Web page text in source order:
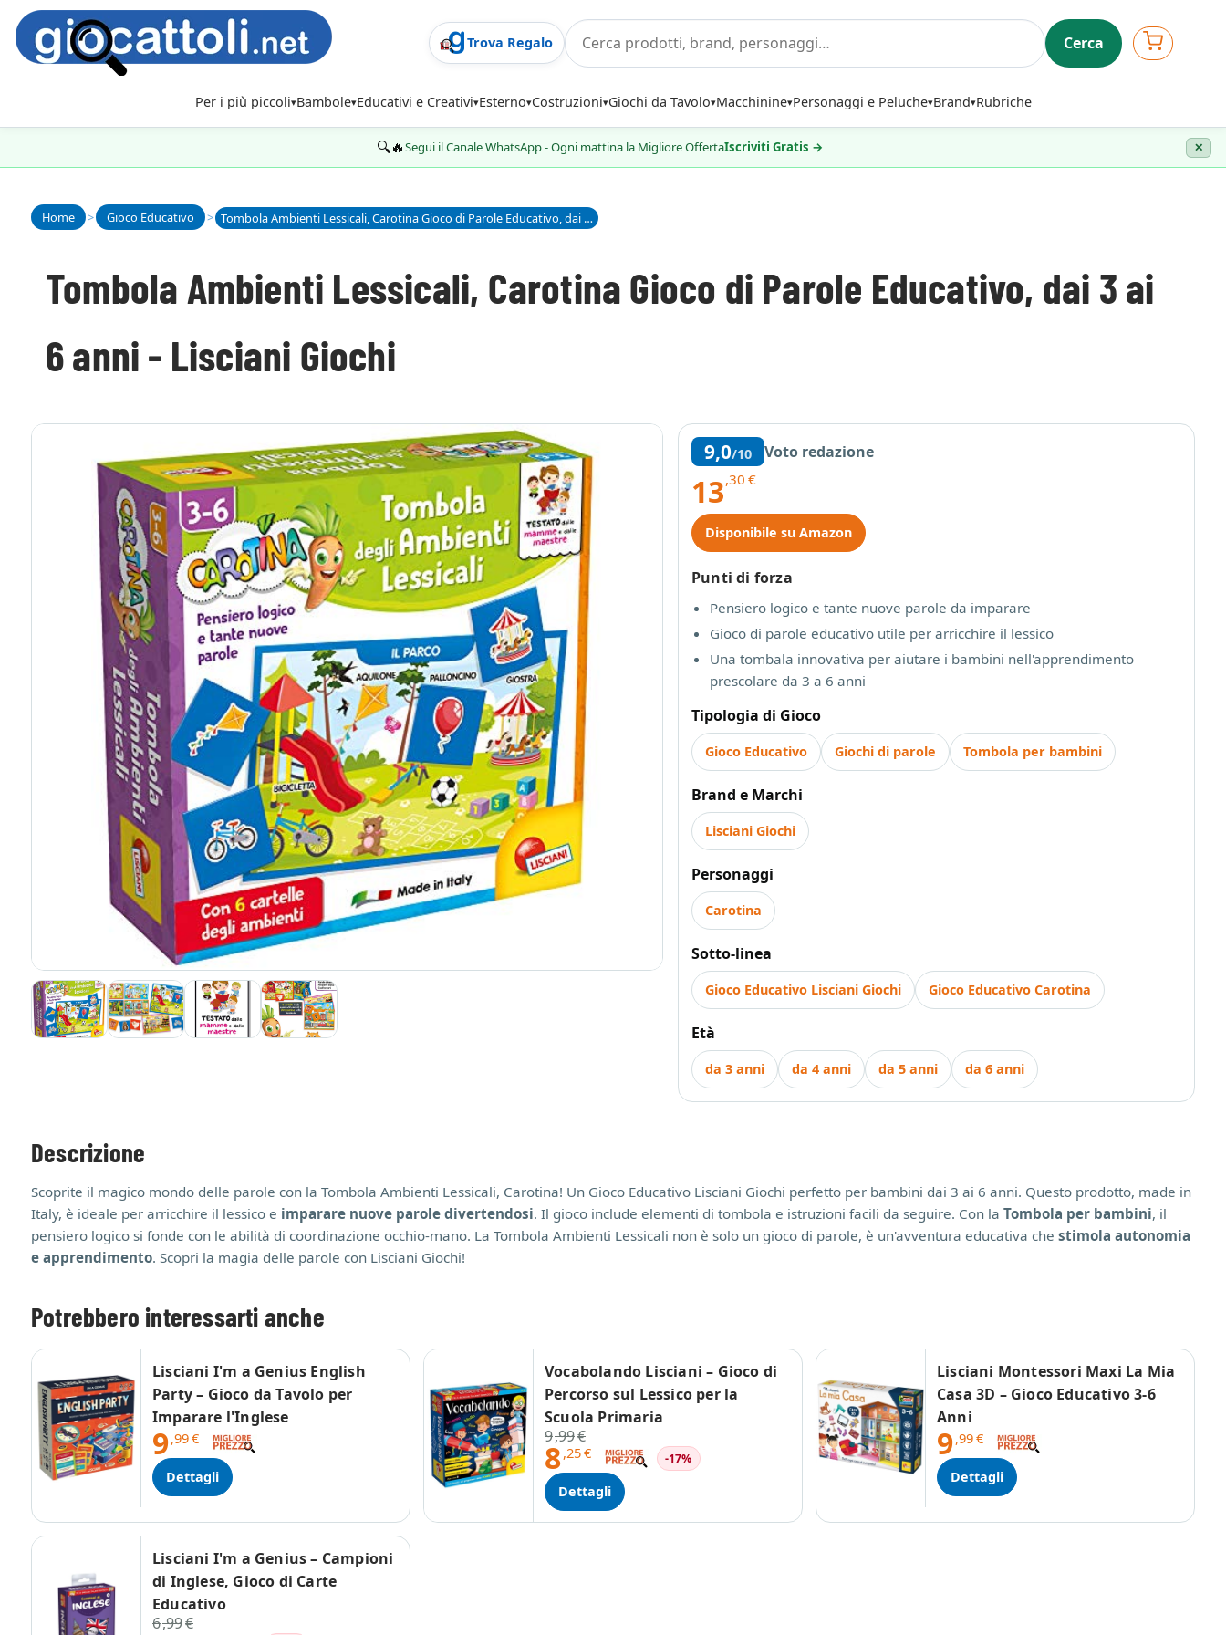
Per i più piccoli Bambole Educativi e Creativi Esterno Costruzioni Giochi da Tavolo Macchinine Personaggi e Peluche Brand Rubriche
Trova Regalo Cerca
🔍🔥Segui il Canale WhatsApp - Ogni mattina la Migliore OffertaIscriviti Gratis → ✕
Home > Gioco Educativo > Tombola Ambienti Lessicali, Carotina Gioco di Parole Educativo, dai 3 ai 6 anni - Lisciani Giochi
Tombola Ambienti Lessicali, Carotina Gioco di Parole Educativo, dai 3 ai
6 anni - Lisciani Giochi
9,0/10 Voto redazione
13,30 €
Disponibile su Amazon
Punti di forza
Pensiero logico e tante nuove parole da imparare
Gioco di parole educativo utile per arricchire il lessico
Una tombala innovativa per aiutare i bambini nell'apprendimento
prescolare da 3 a 6 anni
Tipologia di Gioco
Gioco Educativo Giochi di parole Tombola per bambini
Brand e Marchi
Lisciani Giochi
Personaggi
Carotina
Sotto-linea
Gioco Educativo Lisciani Giochi Gioco Educativo Carotina
Età
da 3 anni da 4 anni da 5 anni da 6 anni
Descrizione
Scoprite il magico mondo delle parole con la Tombola Ambienti Lessicali, Carotina! Un Gioco Educativo Lisciani Giochi perfetto per bambini dai 3 ai 6 anni. Questo prodotto, made in
Italy, è ideale per arricchire il lessico e imparare nuove parole divertendosi. Il gioco include elementi di tombola e istruzioni facili da seguire. Con la Tombola per bambini, il
pensiero logico si fonde con le abilità di coordinazione occhio-mano. La Tombola Ambienti Lessicali non è solo un gioco di parole, è un'avventura educativa che stimola autonomia
e apprendimento. Scopri la magia delle parole con Lisciani Giochi!
Potrebbero interessarti anche
Lisciani I'm a Genius English
Party – Gioco da Tavolo per
Imparare l'Inglese
9,99€
Dettagli
Vocabolando Lisciani – Gioco di
Percorso sul Lessico per la
Scuola Primaria
9,99€
8,25€ -17%
Dettagli
Lisciani Montessori Maxi La Mia
Casa 3D – Gioco Educativo 3-6
Anni
9,99€
Dettagli
Lisciani I'm a Genius – Campioni
di Inglese, Gioco di Carte
Educativo
6,99€